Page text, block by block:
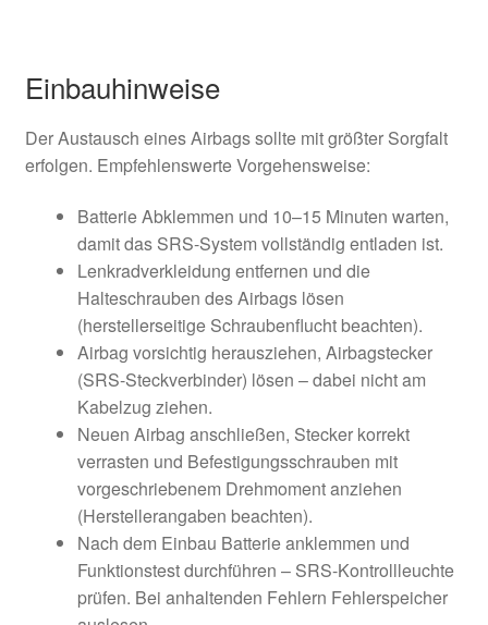
Einbauhinweise
Der Austausch eines Airbags sollte mit größter Sorgfalt
erfolgen. Empfehlenswerte Vorgehensweise:
Batterie Abklemmen und 10–15 Minuten warten,
damit das SRS-System vollständig entladen ist.
Lenkradverkleidung entfernen und die
Halteschrauben des Airbags lösen
(herstellerseitige Schraubenflucht beachten).
Airbag vorsichtig herausziehen, Airbagstecker
(SRS-Steckverbinder) lösen – dabei nicht am
Kabelzug ziehen.
Neuen Airbag anschließen, Stecker korrekt
verrasten und Befestigungsschrauben mit
vorgeschriebenem Drehmoment anziehen
(Herstellerangaben beachten).
Nach dem Einbau Batterie anklemmen und
Funktionstest durchführen – SRS-Kontrollleuchte
prüfen. Bei anhaltenden Fehlern Fehlerspeicher